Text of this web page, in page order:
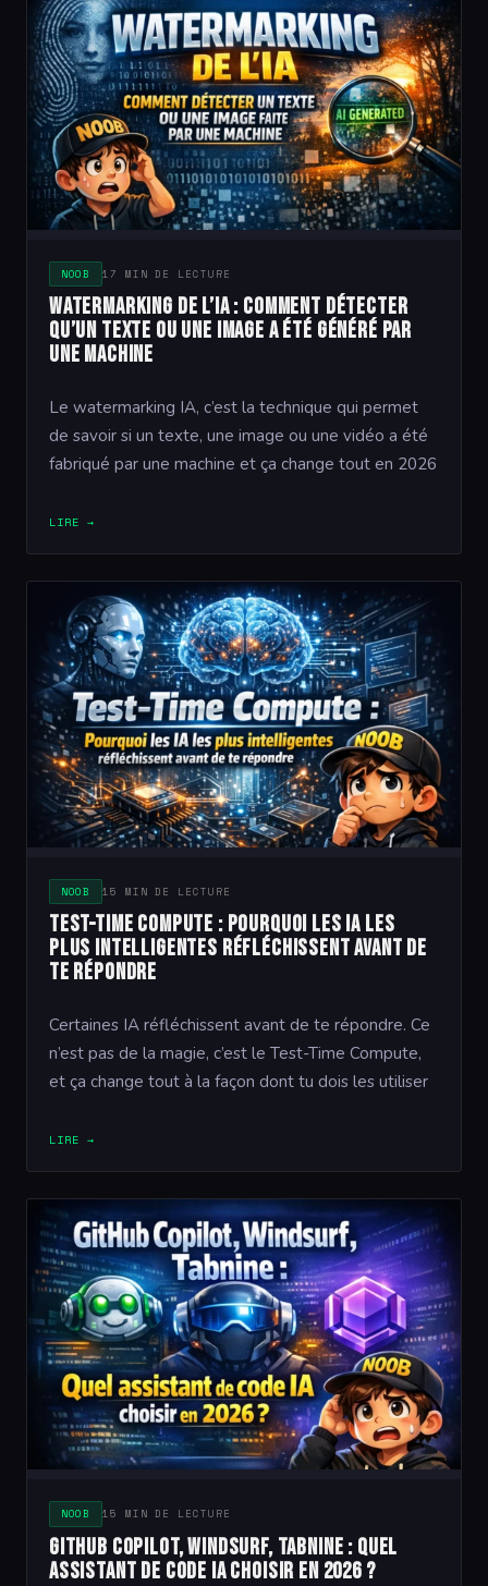
NOOB 17 MIN DE LECTURE
Watermarking de l’IA : comment détecter
qu’un texte ou une image a été généré par
une machine
Le watermarking IA, c’est la technique qui permet
de savoir si un texte, une image ou une vidéo a été
fabriqué par une machine et ça change tout en 2026
LIRE →
NOOB 15 MIN DE LECTURE
Test-Time Compute : pourquoi les IA les
plus intelligentes réfléchissent avant de
te répondre
Certaines IA réfléchissent avant de te répondre. Ce
n’est pas de la magie, c’est le Test-Time Compute,
et ça change tout à la façon dont tu dois les utiliser
LIRE →
NOOB 15 MIN DE LECTURE
GitHub Copilot, Windsurf, Tabnine : quel
assistant de code IA choisir en 2026 ?